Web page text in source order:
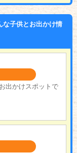
な子供とお出かけ情
出かけスポットで